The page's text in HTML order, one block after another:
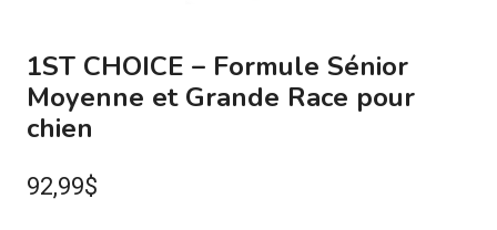
1ST CHOICE – Formule Sénior
Moyenne et Grande Race pour
chien
92,99$